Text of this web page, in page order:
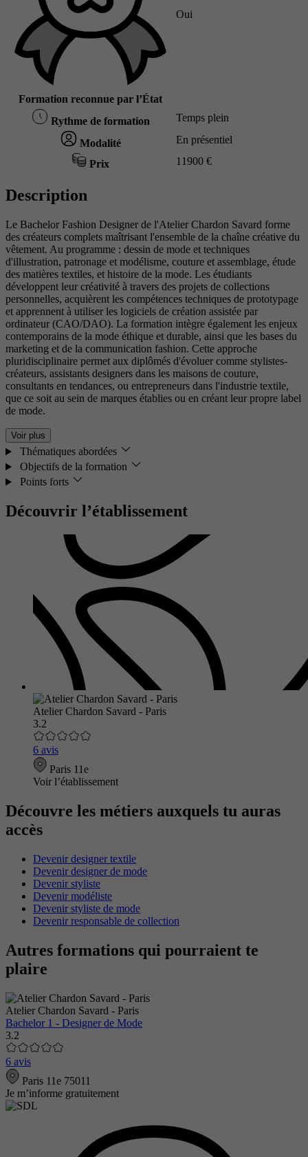
Formation reconnue par l’État
Oui
Rythme de formation Temps plein
Modalité En présentiel
Prix 11900 €
Description
Le Bachelor Fashion Designer de l'Atelier Chardon Savard forme
des créateurs complets maîtrisant l'ensemble de la chaîne créative du
vêtement. Au programme : dessin de mode et techniques
d'illustration, patronage et modélisme, couture et assemblage, étude
des matières textiles, et histoire de la mode. Les étudiants
développent leur créativité à travers des projets de collections
personnelles, acquièrent les compétences techniques de prototypage
et apprennent à utiliser les logiciels de création assistée par
ordinateur (CAO/DAO). La formation intègre également les enjeux
contemporains de la mode éthique et durable, ainsi que les bases du
marketing et de la communication fashion. Cette approche
pluridisciplinaire permet aux diplômés d'évoluer comme stylistes-
créateurs, assistants designers dans les maisons de couture,
consultants en tendances, ou entrepreneurs dans l'industrie textile,
que ce soit au sein de marques établies ou en créant leur propre label
de mode.
Voir plus
Thématiques abordées
Objectifs de la formation
Points forts
Découvrir l’établissement
Atelier Chardon Savard - Paris
3.2
6 avis
Paris 11e
Voir l’établissement
Découvre les métiers auxquels tu auras
accès
Devenir designer textile
Devenir designer de mode
Devenir styliste
Devenir modéliste
Devenir styliste de mode
Devenir responsable de collection
Autres formations qui pourraient te
plaire
Atelier Chardon Savard - Paris
Bachelor 1 - Designer de Mode
3.2
6 avis
Paris 11e 75011
Je m’informe gratuitement